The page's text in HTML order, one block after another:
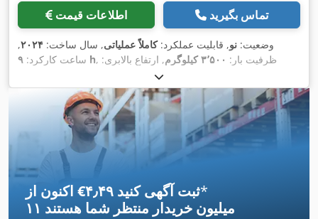
اطلاعات قیمت تماس بگیرید
وضعیت: نو, قابلیت عملکرد:کاملاً عملیاتی, سال ساخت: ۲۰۲۴,
ساعت کارکرد: ۹ h , ظرفیت بار: ۳٬۵۰۰ کیلوگرم
, ارتفاع بالابری:
, برداشت آزاد:۱٬۴۰۰ میلی‌متر
نوع دکل:تریپلکس, ارتفاع سازه:۲٬۳۵۰ میلی‌متر , قدرت:
۴۵ کیلووات
, عرض شاسی شاخک: ۱٬۱۹۰ میلی‌متر
شاخک‌ها:۱٬۲۰۰ میلی‌متر , وزن خالی:۴٬۸۵۰ کیلوگرم
, طول کل:
, نوع سیستم انتقال قدرت:Diesel , عرض ساخت:
۱٬۲۹۰ میلی‌متر ,
اکنون از ‎€۴٫۴۹ ثبت آگهی کنید*
۱۱ میلیون خریدار منتظر شما هستند